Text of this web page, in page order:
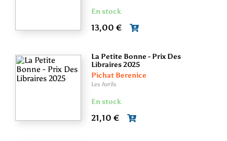
En stock
13,00 €
La Petite Bonne - Prix Des
Libraires 2025
Pichat Berenice
Les Avrils
En stock
21,10 €